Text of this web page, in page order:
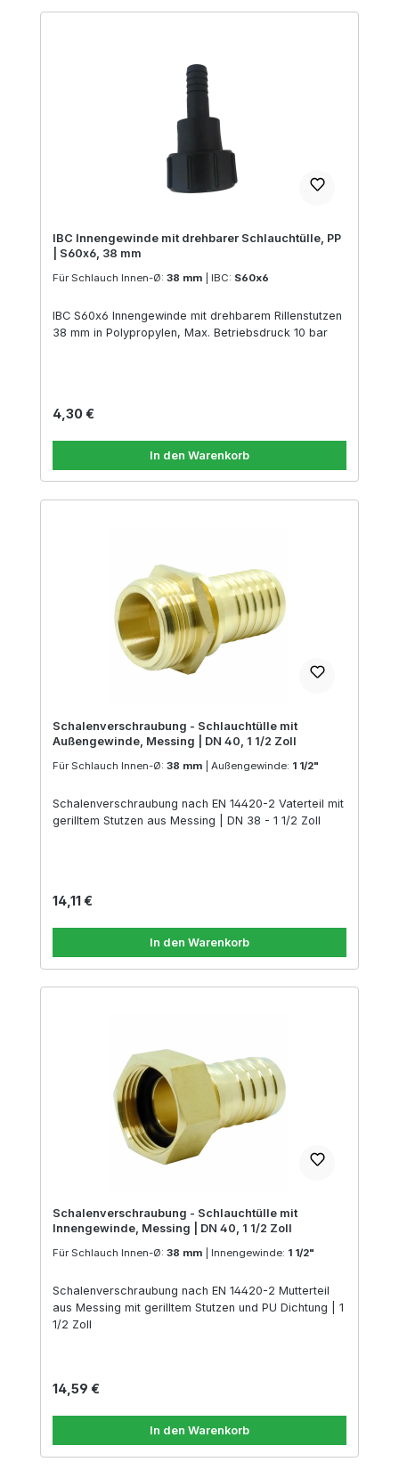
IBC Innengewinde mit drehbarer Schlauchtülle, PP
| S60x6, 38 mm
Für Schlauch Innen-Ø: 38 mm IBC: S60x6
IBC S60x6 Innengewinde mit drehbarem Rillenstutzen
38 mm in Polypropylen, Max. Betriebsdruck 10 bar
Regulärer Preis:
4,30 €
In den Warenkorb
Schalenverschraubung - Schlauchtülle mit
Außengewinde, Messing | DN 40, 1 1/2 Zoll
Für Schlauch Innen-Ø: 38 mm Außengewinde: 1 1/2"
Schalenverschraubung nach EN 14420-2 Vaterteil mit
gerilltem Stutzen aus Messing | DN 38 - 1 1/2 Zoll
Regulärer Preis:
14,11 €
In den Warenkorb
Schalenverschraubung - Schlauchtülle mit
Innengewinde, Messing | DN 40, 1 1/2 Zoll
Für Schlauch Innen-Ø: 38 mm Innengewinde: 1 1/2"
Schalenverschraubung nach EN 14420-2 Mutterteil
aus Messing mit gerilltem Stutzen und PU Dichtung | 1
1/2 Zoll
Regulärer Preis:
14,59 €
In den Warenkorb